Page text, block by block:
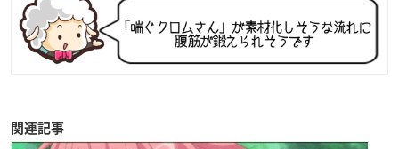
関連記事